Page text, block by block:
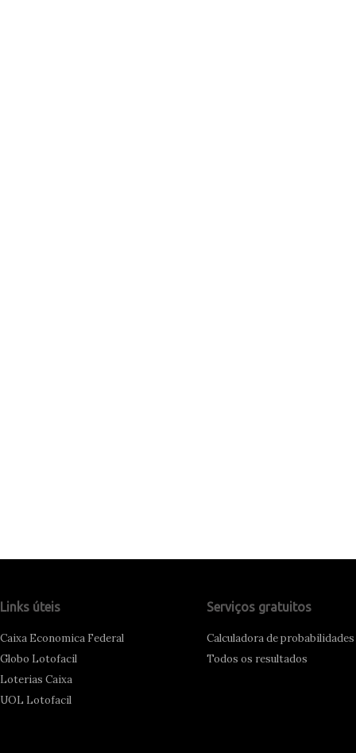
Links úteis
Caixa Economica Federal
Globo Lotofacil
Loterias Caixa
UOL Lotofacil
Serviços gratuitos
Calculadora de probabilidades
Todos os resultados